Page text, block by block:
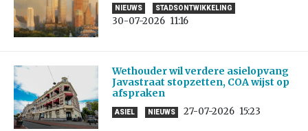
NIEUWS STADSONTWIKKELING
30-07-2026 11:16
Wethouder wil verdere asielopvang
Javastraat stopzetten, COA wijst op
afspraken
ASIEL NIEUWS 27-07-2026 15:23